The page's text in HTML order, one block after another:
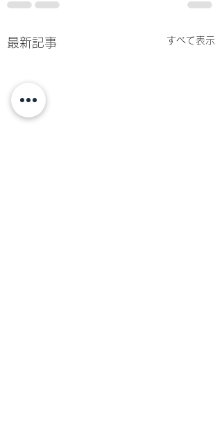
最新記事 すべて表示